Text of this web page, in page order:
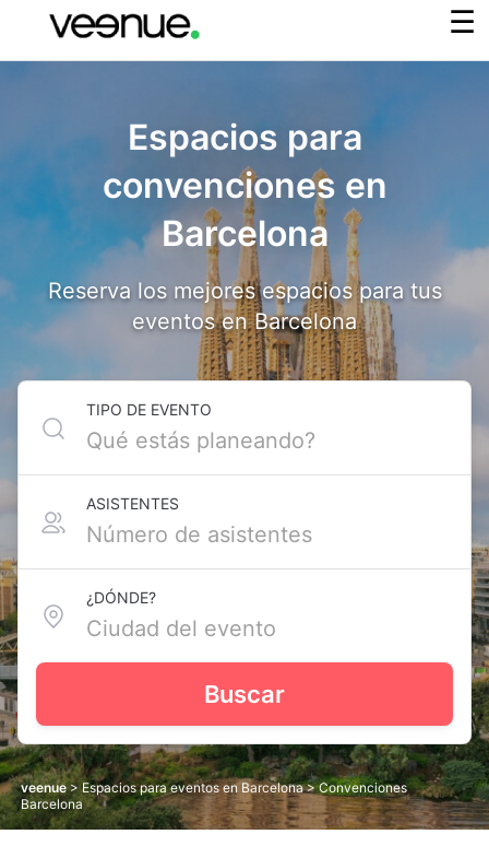
Espacios para
convenciones en
Barcelona
Reserva los mejores espacios para tus
eventos en Barcelona
TIPO DE EVENTO
ASISTENTES
¿DÓNDE?
Buscar
veenue>Espacios para eventos en Barcelona> Convenciones
Barcelona